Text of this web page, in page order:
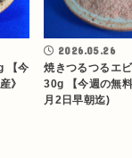
【今
》
2026.05.26
焼きつるつるエ
30g 【今週の無
月2日早朝迄)